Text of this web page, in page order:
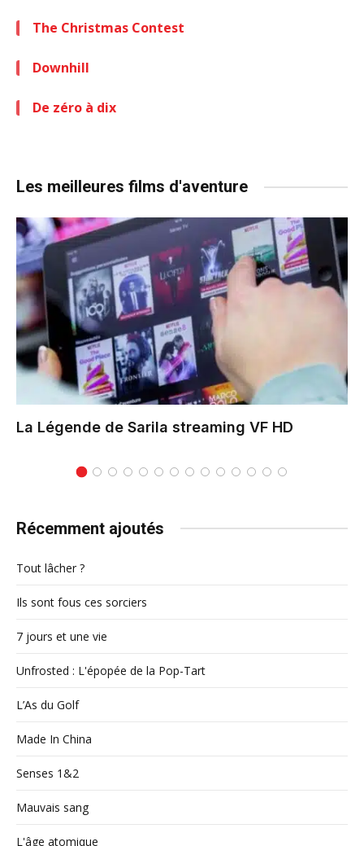
The Christmas Contest
Downhill
De zéro à dix
Les meilleures films d'aventure
La Légende de Sarila streaming VF HD
Récemment ajoutés
Tout lâcher ?
Ils sont fous ces sorciers
7 jours et une vie
Unfrosted : L'épopée de la Pop-Tart
L’As du Golf
Made In China
Senses 1&2
Mauvais sang
L'âge atomique